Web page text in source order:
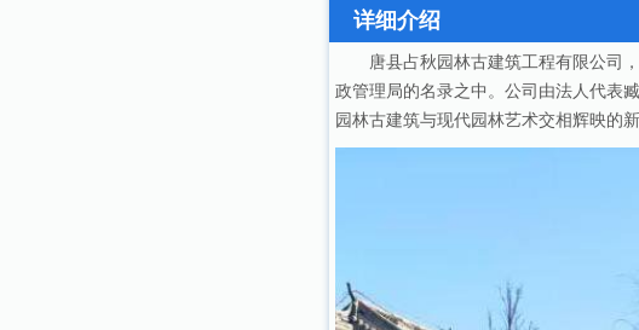
详细介绍
唐县占秋园林古建筑工程有限公司
政管理局的名录之中。公司由法人代表
园林古建筑与现代园林艺术交相辉映的新